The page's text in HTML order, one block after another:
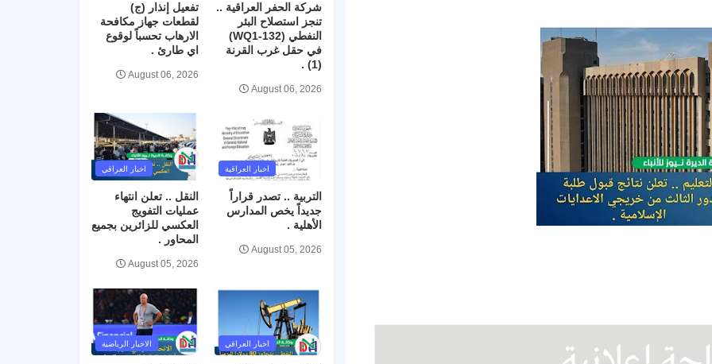
شركة الحفر العراقية ..
تنجز استصلاح البئر
النفطي (WQ1-132)
في حقل غرب القرنة
(1) .
August 06, 2026
تفعيل إنذار (ج)
لقطعات جهاز مكافحة
الارهاب تحسباً لوقوع
اي طارئ .
August 06, 2026
اخبار العراقية
التربية .. تصدر قراراً
جديداً يخص المدارس
الأهلية .
August 05, 2026
اخبار العراقي
النقل .. تعلن انتهاء
عمليات التفويج
العكسي للزائرين بجميع
المحاور .
August 05, 2026
اخبار العراقي الاخبار الرياضية